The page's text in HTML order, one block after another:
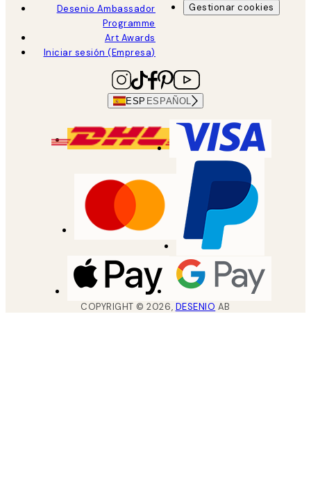
Desenio Ambassador
Programme
Art Awards
Iniciar sesión (Empresa)
Gestionar cookies
ESP ESPAÑOL
COPYRIGHT ©2026, DESENIO AB